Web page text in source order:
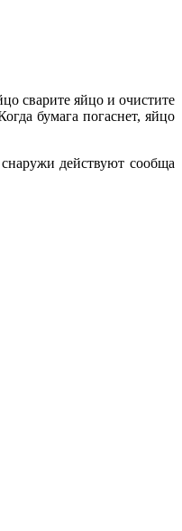
сварите яйцо и очистите
бумага погаснет, яйцо
действуют сообща